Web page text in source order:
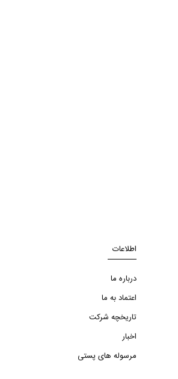
اطلاعات
درباره ما
اعتماد به ما
تاریخچه شرکت
اخبار
مرسوله های پستی